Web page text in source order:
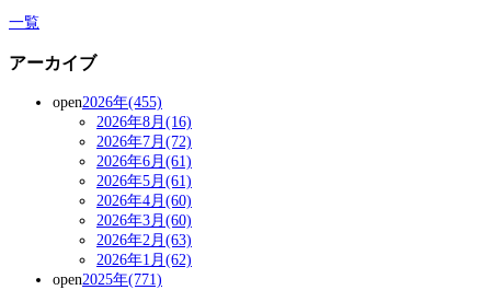
一覧
アーカイブ
open2026年(455)
2026年8月(16)
2026年7月(72)
2026年6月(61)
2026年5月(61)
2026年4月(60)
2026年3月(60)
2026年2月(63)
2026年1月(62)
open2025年(771)